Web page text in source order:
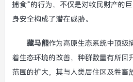
捕食”的行为，不仅是对牧民财产的
身安全构成了潜在威胁。
藏马熊作为高原生态系统中顶级
着生态环境的改善，种群数量有所回
范围的扩大，其与人类居住区及牲畜